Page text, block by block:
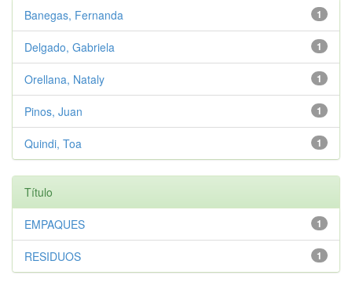
1
Banegas, Fernanda
1
Delgado, Gabriela
1
Orellana, Nataly
1
Pinos, Juan
1
Quindi, Toa
Título
1
EMPAQUES
1
RESIDUOS